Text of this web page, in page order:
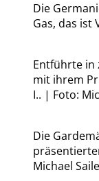
Die
Gas, das ist
Entführte in
mit ihrem
I.. | Foto:
Die
Michael